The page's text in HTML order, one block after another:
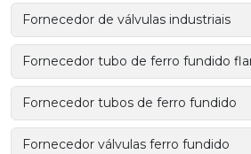
Fornecedor de válvulas industriais
Fornecedor tubo de ferro fundido
Fornecedor tubos de ferro fundido
Fornecedor válvulas ferro fundido